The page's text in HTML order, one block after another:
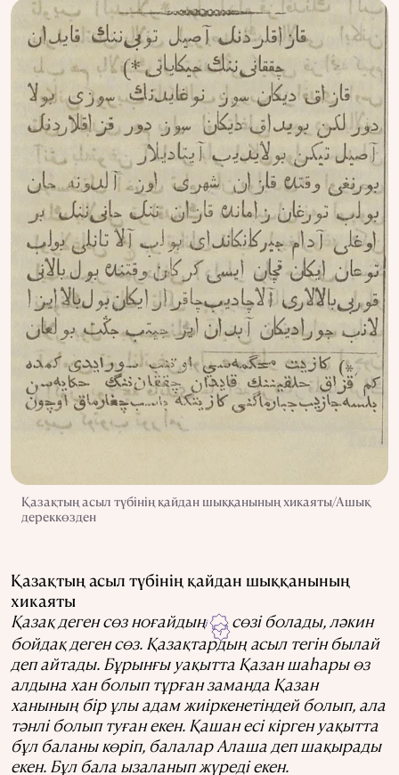
Қазақтың асыл түбінің қайдан шыққанының хикаяты/Ашық
дереккөзден
Қазақтың асыл түбінің қайдан шыққанының
хикаяты
Қазақ деген сөз ноғайдыңi
i
сөзі болады, ләкин
бойдақ деген сөз. Қазақтардың асыл тегін былай
деп айтады. Бұрынғы уақытта Қазан шаһары өз
алдына хан болып тұрған заманда Қазан
ханының бір ұлы адам жиіркенетiндей болып, ала
тәнлі болып туған екен. Қашан есі кірген уақытта
бұл баланы көріп, балалар Алаша деп шақырады
екен. Бұл бала ызаланып жүреді екен.